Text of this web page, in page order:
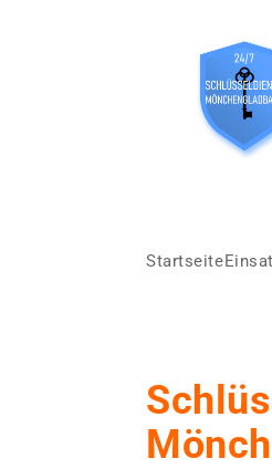
Startseite